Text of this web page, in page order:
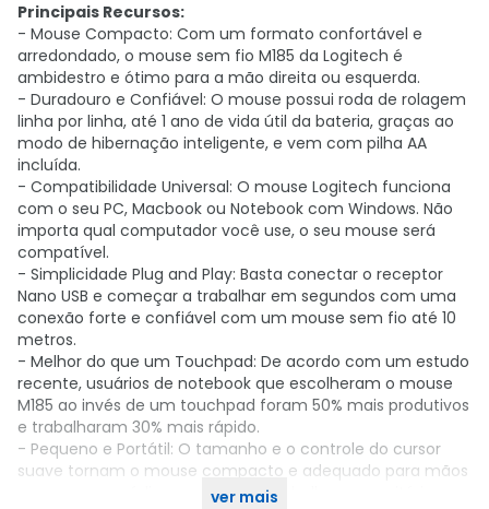
Principais Recursos:
- Mouse Compacto: Com um formato confortável e
arredondado, o mouse sem fio M185 da Logitech é
ambidestro e ótimo para a mão direita ou esquerda.
- Duradouro e Confiável: O mouse possui roda de rolagem
linha por linha, até 1 ano de vida útil da bateria, graças ao
modo de hibernação inteligente, e vem com pilha AA
incluída.
- Compatibilidade Universal: O mouse Logitech funciona
com o seu PC, Macbook ou Notebook com Windows. Não
importa qual computador você use, o seu mouse será
compatível.
- Simplicidade Plug and Play: Basta conectar o receptor
Nano USB e começar a trabalhar em segundos com uma
conexão forte e confiável com um mouse sem fio até 10
metros.
- Melhor do que um Touchpad: De acordo com um estudo
recente, usuários de notebook que escolheram o mouse
M185 ao invés de um touchpad foram 50% mais produtivos
e trabalharam 30% mais rápido.
- Pequeno e Portátil: O tamanho e o controle do cursor
suave tornam o mouse compacto e adequado para mãos
pequenas e médias, espaços de trabalho ou escritórios
ver mais